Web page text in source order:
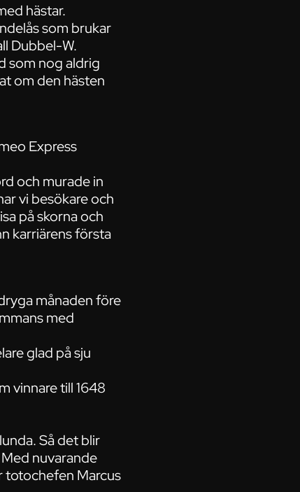
hästar.
som brukar
Dubbel-W.
som nog aldrig
om den hästen
Express
och murade in
vi besökare och
på skorna och
karriärens första
månaden före
med
glad på sju
vinnare till 1648
Så det blir
nuvarande
totochefen Marcus